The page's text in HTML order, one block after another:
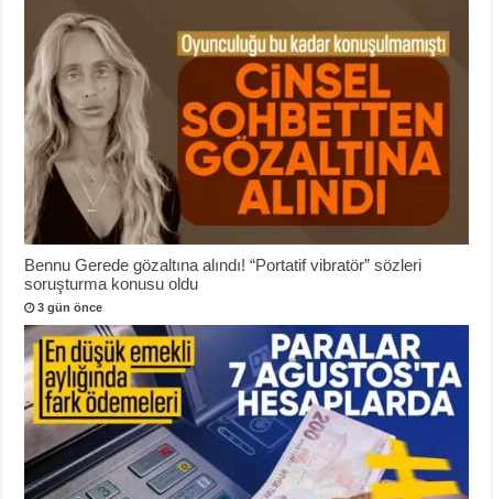
Bennu Gerede gözaltına alındı! “Portatif vibratör” sözleri
soruşturma konusu oldu
3 gün önce